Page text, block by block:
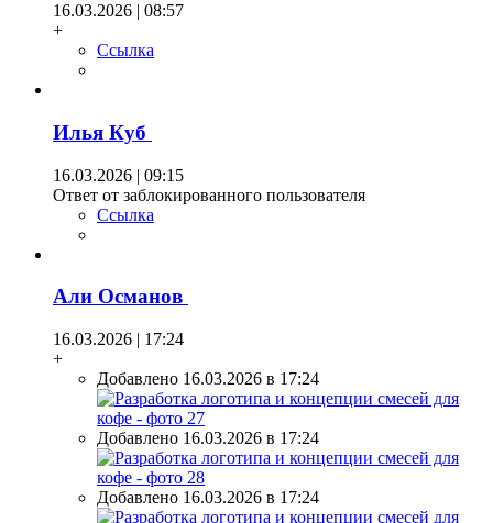
16.03.2026 | 08:57
+
Ссылка
Илья Куб
16.03.2026 | 09:15
Ответ от заблокированного пользователя
Ссылка
Али Османов
16.03.2026 | 17:24
+
Добавлено 16.03.2026 в 17:24
Добавлено 16.03.2026 в 17:24
Добавлено 16.03.2026 в 17:24